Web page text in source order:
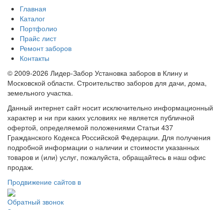
Главная
Каталог
Портфолио
Прайс лист
Ремонт заборов
Контакты
© 2009-2026 Лидер-Забор Установка заборов в Клину и
Московской области. Строительство заборов для дачи, дома,
земельного участка.
Данный интернет сайт носит исключительно информационный
характер и ни при каких условиях не является публичной
офертой, определяемой положениями Статьи 437
Гражданского Кодекса Российской Федерации. Для получения
подробной информации о наличии и стоимости указанных
товаров и (или) услуг, пожалуйста, обращайтесь в наш офис
продаж.
Продвижение сайтов в
Обратный звонок